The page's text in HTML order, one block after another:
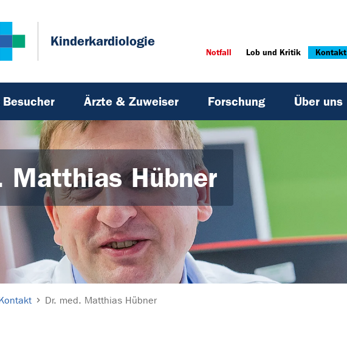
Kinderkardiologie
Notfall Lob und Kritik Kontakt
Ärzte & Zuweiser Forschung Über uns
Matthias Hübner
Dr. med. Matthias Hübner